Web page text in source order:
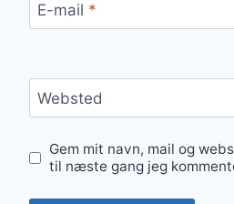
E-mail *
Websted
Gem mit navn, mail og
til næste gang jeg